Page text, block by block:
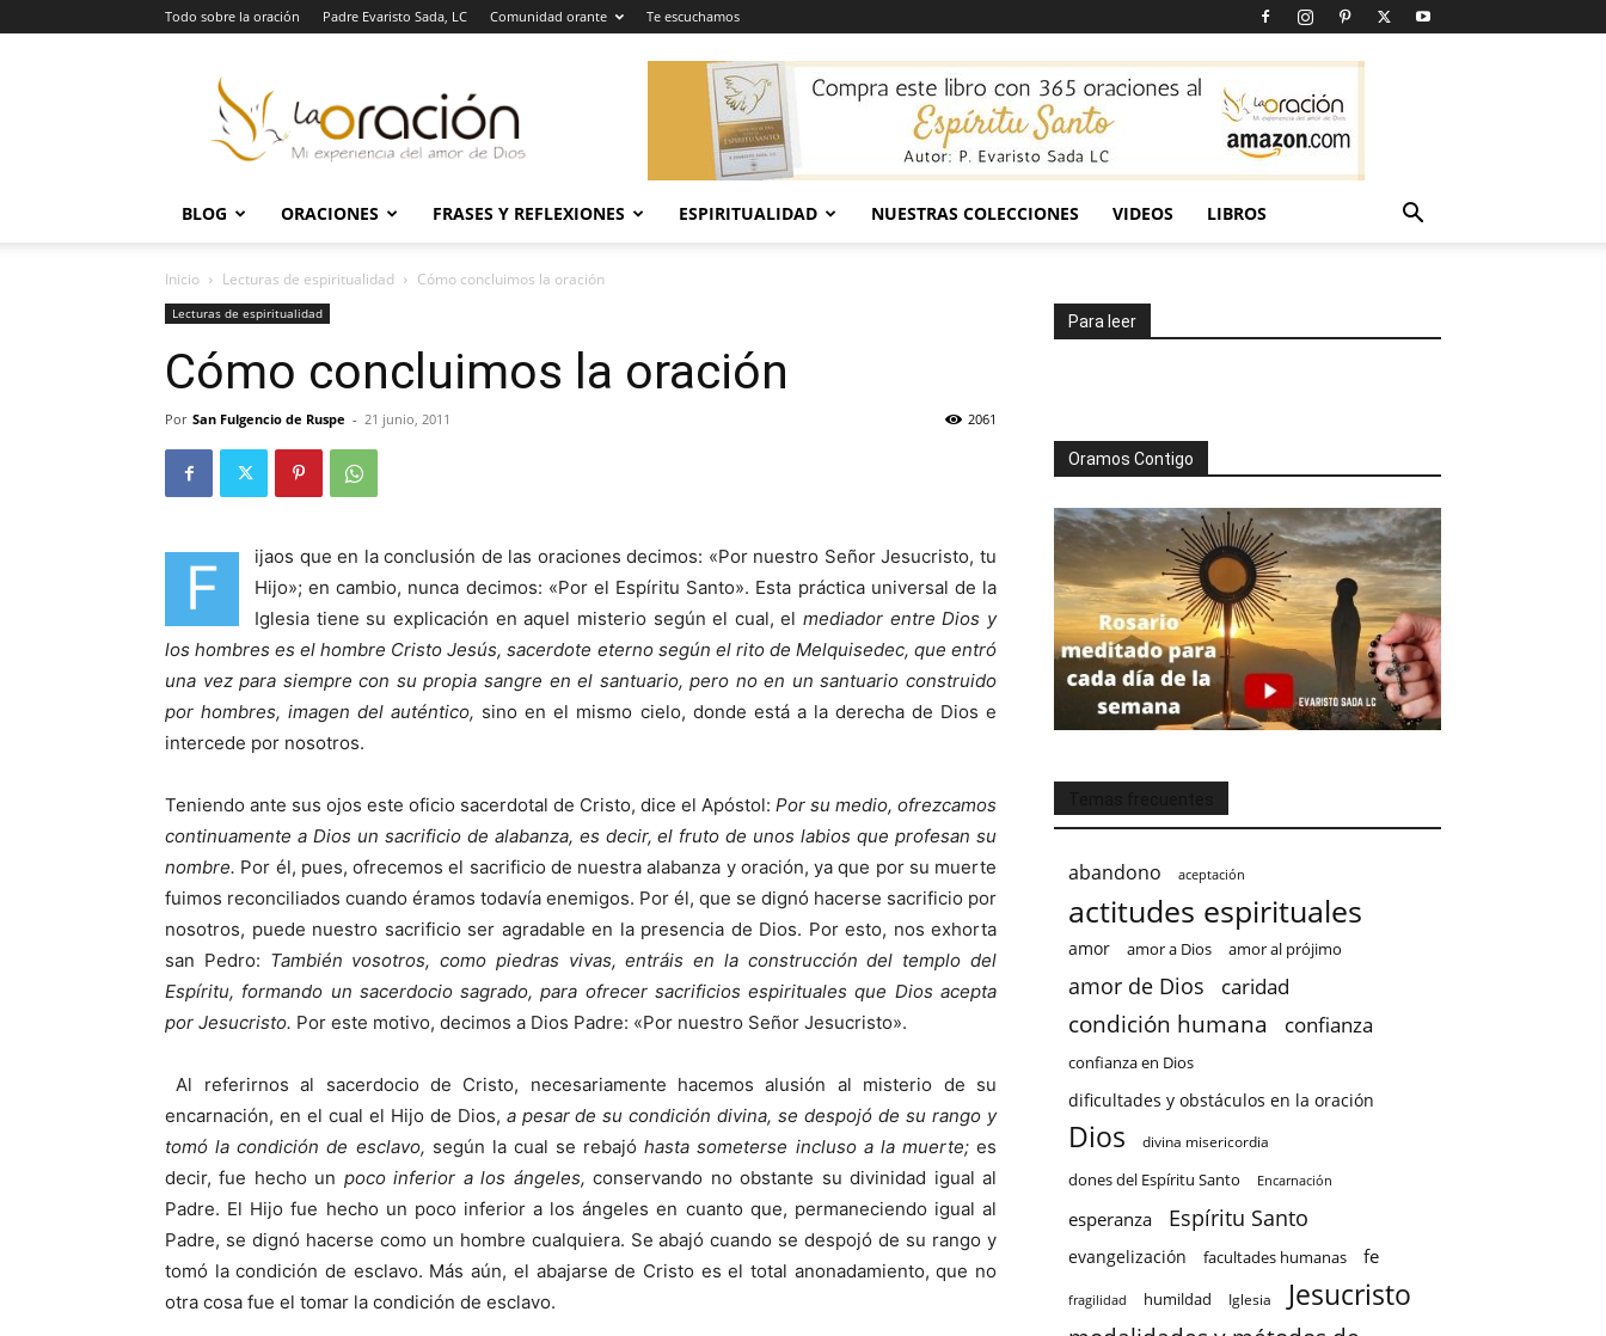
Todo sobre la oración Padre Evaristo Sada, LC Comunidad orante Te escuchamos
Oración
BLOG ORACIONES FRASES Y REFLEXIONES ESPIRITUALIDAD NUESTRAS COLECCIONES VIDEOS LIBROS
Inicio Lecturas de espiritualidad Cómo concluimos la oración
Lecturas de espiritualidad
Cómo concluimos la oración
Por San Fulgencio de Ruspe - 21 junio, 2011 2061
F
ijaos que en la conclusión de las oraciones decimos: «Por nuestro Señor Jesucristo, tu
Hijo»; en cambio, nunca decimos: «Por el Espíritu Santo». Esta práctica universal de la
Iglesia tiene su explicación en aquel misterio según el cual, elmediador entre Dios y
los hombres es el hombre Cristo Jesús, sacerdote eterno según el rito de Melquisedec, que entró
una vez para siempre con su propia sangre en el santuario, pero no en un santuario construido
por hombres, imagen del auténtico, sino en el mismo cielo, donde está a la derecha de Dios e
intercede por nosotros.
Teniendo ante sus ojos este oficio sacerdotal de Cristo, dice el Apóstol: Por su medio, ofrezcamos
continuamente a Dios un sacrificio de alabanza, es decir, el fruto de unos labios que profesan su
nombre. Por él, pues, ofre­cemos el sacrificio de nuestra alabanza y oración, ya que por su muerte
fuimos reconciliados cuando éramos toda­vía enemigos. Por él, que se dignó hacerse sacrificio por
nosotros, puede nuestro sacrificio ser agradable en la presencia de Dios. Por esto, nos exhorta
san Pedro: Tam­bién vosotros, como piedras vivas, entráis en la construc­ción del templo del
Espíritu, formando un sacerdocio sagrado, para ofrecer sacrificios espirituales que Dios acepta
por Jesucristo. Por este motivo, decimos a Dios Pa­dre: «Por nuestro Señor Jesucristo».
Al referirnos al sacerdocio de Cristo, necesariamente hacemos alusión al misterio de su
encarnación, en el cual el Hijo de Dios, a pesar de su condición divina, se despojó de su rango y
tomó la condición de esclavo, según la cual se rebajóhasta someterse incluso a la muerte; es
decir, fue hecho un poco inferior a los ángeles,conservando no obstante su divinidad igual al
Padre. El Hijo fue hecho un poco inferior a los ángeles en cuanto que, permane­ciendo igual al
Padre, se dignó hacerse como un hombre cualquiera. Se abajó cuando se despojó de su rango y
tomó la condición de esclavo. Más aún, el abajarse de Cristo es el total anonadamiento, que no
otra cosa fue el tomar la condición de esclavo.
Para leer
Oramos Contigo
abandono aceptación
actitudes espirituales
amor amor a Dios amor al prójimo
amor de Dios caridad
condición humana confianza
confianza en Dios
dificultades y obstáculos en la oración
Dios divina misericordia
dones del Espíritu Santo Encarnación
esperanza Espíritu Santo
evangelización facultades humanas fe
fragilidad humildad Iglesia Jesucristo